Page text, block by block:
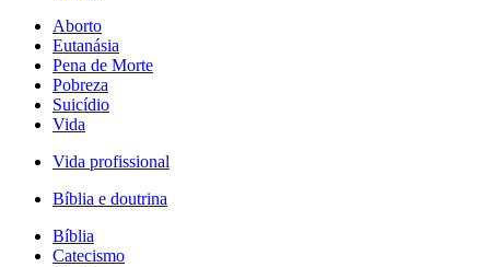
Aborto
Eutanásia
Pena de Morte
Pobreza
Suicídio
Vida
Vida profissional
Bíblia e doutrina
Bíblia
Catecismo